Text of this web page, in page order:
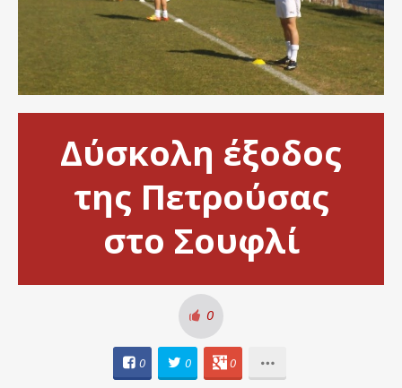
Δύσκολη έξοδος
της Πετρούσας
στο Σουφλί
0
0 0 0